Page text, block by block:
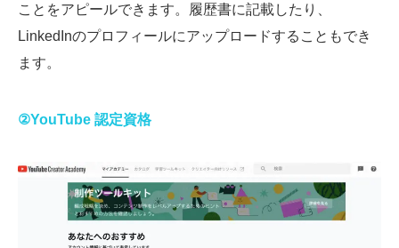
ことをアピールできます。履歴書に記載したり、
LinkedInのプロフィールにアップロードすることもでき
ます。
②YouTube 認定資格